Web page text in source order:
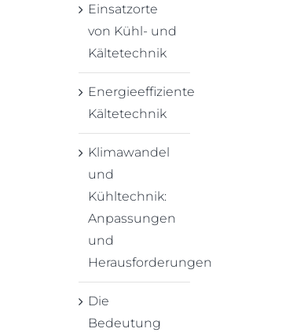
Einsatzorte
von Kühl- und
Kältetechnik
Energieeffiziente
Kältetechnik
Klimawandel
und
Kühltechnik:
Anpassungen
und
Herausforderungen
Die
Bedeutung